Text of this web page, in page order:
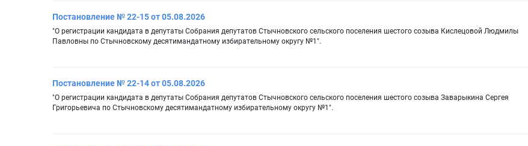
Постановление № 22-15 от 05.08.2026
"О регистрации кандидата в депутаты Собрания депутатов Стычновского сельского поселения шестого созыва Кислецовой Людмилы
Павловны по Стычновскому десятимандатному избирательному округу №1".
Постановление № 22-14 от 05.08.2026
"О регистрации кандидата в депутаты Собрания депутатов Стычновского сельского поселения шестого созыва Заварыкина Сергея
Григорьевича по Стычновскому десятимандатному избирательному округу №1".